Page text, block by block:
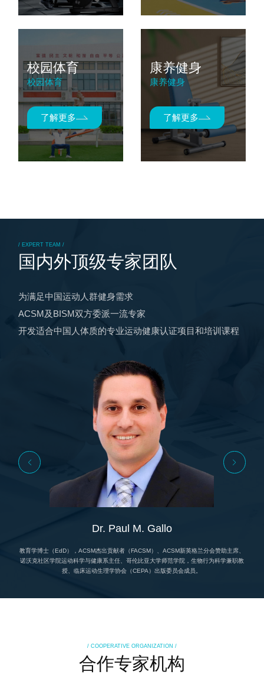
校园体育
校园体育
了解更多
康养健身
康养健身
了解更多
/ EXPERT TEAM /
国内外顶级专家团队
为满足中国运动人群健身需求
ACSM及BISM双方委派一流专家
开发适合中国人体质的专业运动健康认证项目和培训课程
Dr. Paul M. Gallo
教育学博士（EdD），ACSM杰出贡献者（FACSM）、ACSM新英格兰分会赞助主席、
诺沃克社区学院运动科学与健康系主任、哥伦比亚大学师范学院，生物行为科学兼职教
授、临床运动生理学协会（CEPA）出版委员会成员。
/ COOPERATIVE ORGANIZATION /
合作专家机构